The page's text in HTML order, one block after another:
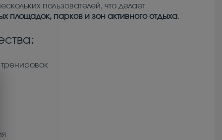
пользователей, что делает
площадок, парков и зон активного отдыха.